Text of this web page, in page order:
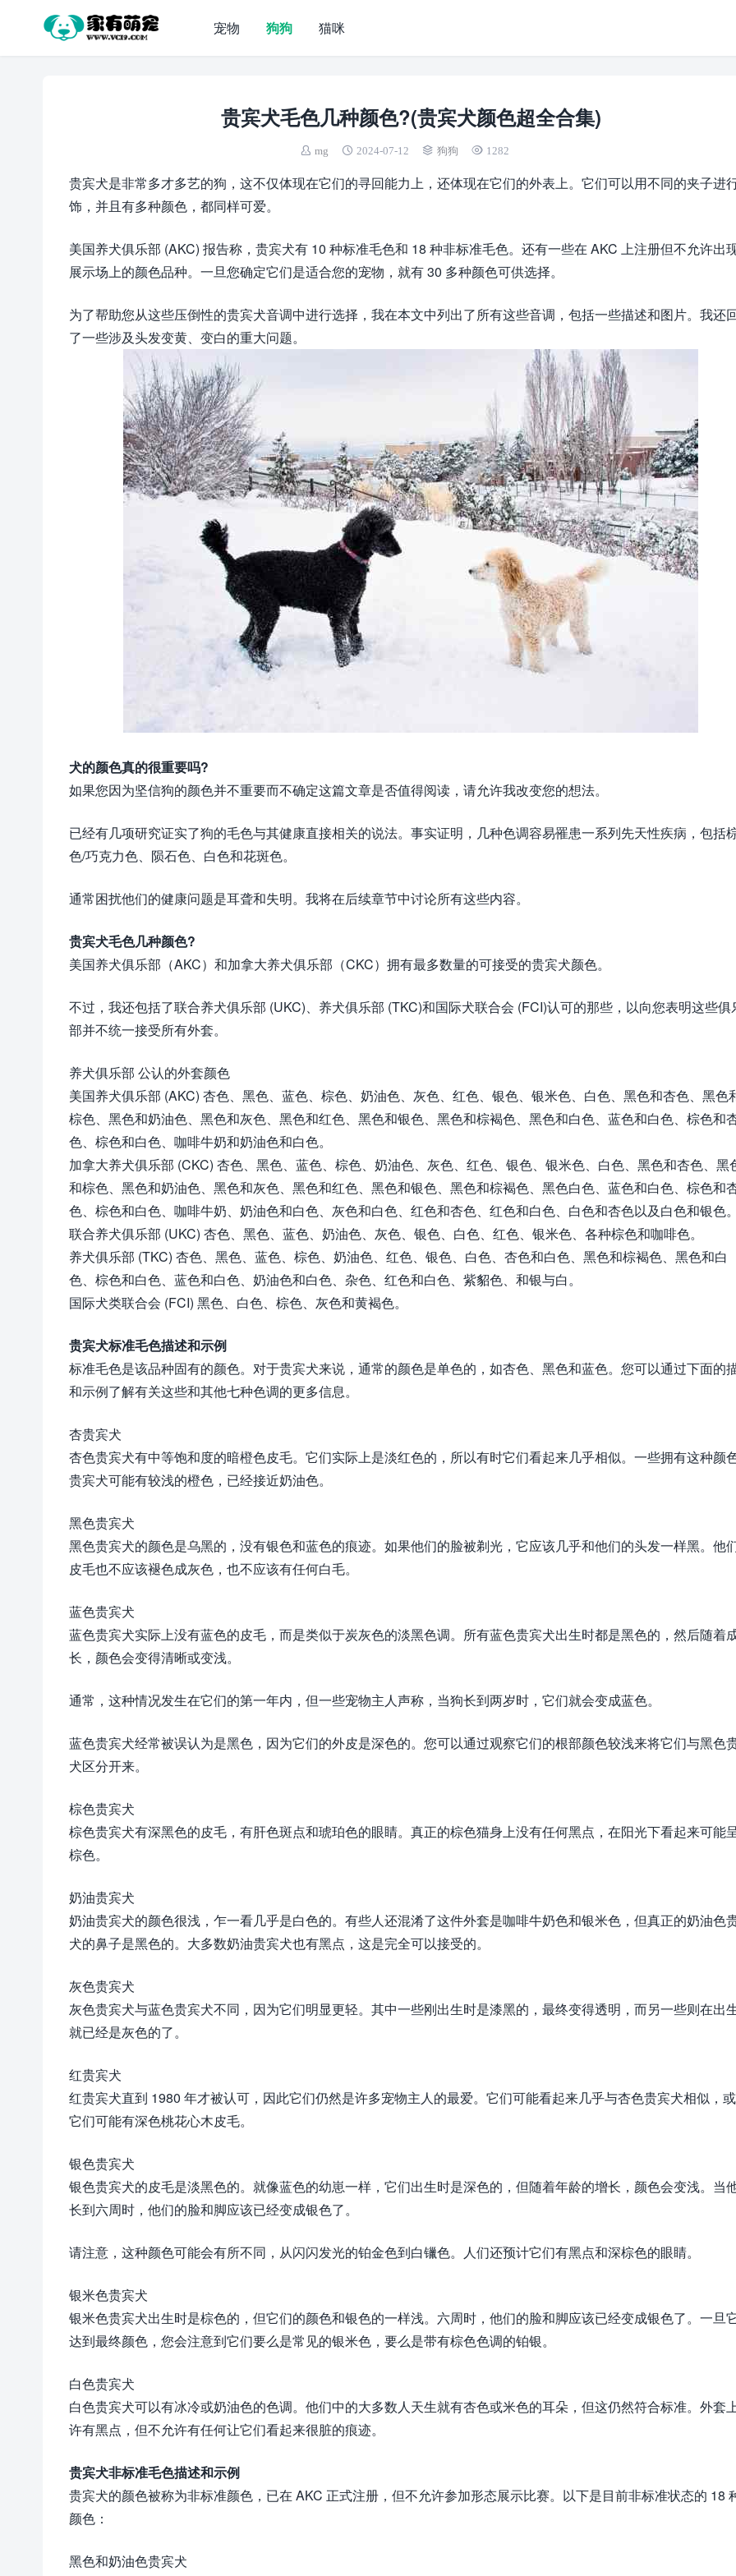
宠物 狗狗 猫咪
贵宾犬毛色几种颜色?(贵宾犬颜色超全合集)
mg 2024-07-12 狗狗 1282
贵宾犬是非常多才多艺的狗，这不仅体现在它们的寻回能力上，还体现在它们的外表上。它们可以用不同的夹子进
饰，并且有多种颜色，都同样可爱。
美国养犬俱乐部 (AKC) 报告称，贵宾犬有 10 种标准毛色和 18 种非标准毛色。还有一些在 AKC 上注册但不允许出
展示场上的颜色品种。一旦您确定它们是适合您的宠物，就有 30 多种颜色可供选择。
为了帮助您从这些压倒性的贵宾犬音调中进行选择，我在本文中列出了所有这些音调，包括一些描述和图片。我还
了一些涉及头发变黄、变白的重大问题。
犬的颜色真的很重要吗?
如果您因为坚信狗的颜色并不重要而不确定这篇文章是否值得阅读，请允许我改变您的想法。
已经有几项研究证实了狗的毛色与其健康直接相关的说法。事实证明，几种色调容易罹患一系列先天性疾病，包括
色/巧克力色、陨石色、白色和花斑色。
通常困扰他们的健康问题是耳聋和失明。我将在后续章节中讨论所有这些内容。
贵宾犬毛色几种颜色?
美国养犬俱乐部（AKC）和加拿大养犬俱乐部（CKC）拥有最多数量的可接受的贵宾犬颜色。
不过，我还包括了联合养犬俱乐部 (UKC)、养犬俱乐部 (TKC)和国际犬联合会 (FCI)认可的那些，以向您表明这些俱
部并不统一接受所有外套。
养犬俱乐部 公认的外套颜色
美国养犬俱乐部 (AKC) 杏色、黑色、蓝色、棕色、奶油色、灰色、红色、银色、银米色、白色、黑色和杏色、黑色
棕色、黑色和奶油色、黑色和灰色、黑色和红色、黑色和银色、黑色和棕褐色、黑色和白色、蓝色和白色、棕色和
色、棕色和白色、咖啡牛奶和奶油色和白色。
加拿大养犬俱乐部 (CKC) 杏色、黑色、蓝色、棕色、奶油色、灰色、红色、银色、银米色、白色、黑色和杏色、黑
和棕色、黑色和奶油色、黑色和灰色、黑色和红色、黑色和银色、黑色和棕褐色、黑色白色、蓝色和白色、棕色和
色、棕色和白色、咖啡牛奶、奶油色和白色、灰色和白色、红色和杏色、红色和白色、白色和杏色以及白色和银色。
联合养犬俱乐部 (UKC) 杏色、黑色、蓝色、奶油色、灰色、银色、白色、红色、银米色、各种棕色和咖啡色。
养犬俱乐部 (TKC) 杏色、黑色、蓝色、棕色、奶油色、红色、银色、白色、杏色和白色、黑色和棕褐色、黑色和白
色、棕色和白色、蓝色和白色、奶油色和白色、杂色、红色和白色、紫貂色、和银与白。
国际犬类联合会 (FCI) 黑色、白色、棕色、灰色和黄褐色。
贵宾犬标准毛色描述和示例
标准毛色是该品种固有的颜色。对于贵宾犬来说，通常的颜色是单色的，如杏色、黑色和蓝色。您可以通过下面的
和示例了解有关这些和其他七种色调的更多信息。
杏贵宾犬
杏色贵宾犬有中等饱和度的暗橙色皮毛。它们实际上是淡红色的，所以有时它们看起来几乎相似。一些拥有这种颜
贵宾犬可能有较浅的橙色，已经接近奶油色。
黑色贵宾犬
黑色贵宾犬的颜色是乌黑的，没有银色和蓝色的痕迹。如果他们的脸被剃光，它应该几乎和他们的头发一样黑。他
皮毛也不应该褪色成灰色，也不应该有任何白毛。
蓝色贵宾犬
蓝色贵宾犬实际上没有蓝色的皮毛，而是类似于炭灰色的淡黑色调。所有蓝色贵宾犬出生时都是黑色的，然后随着
长，颜色会变得清晰或变浅。
通常，这种情况发生在它们的第一年内，但一些宠物主人声称，当狗长到两岁时，它们就会变成蓝色。
蓝色贵宾犬经常被误认为是黑色，因为它们的外皮是深色的。您可以通过观察它们的根部颜色较浅来将它们与黑色
犬区分开来。
棕色贵宾犬
棕色贵宾犬有深黑色的皮毛，有肝色斑点和琥珀色的眼睛。真正的棕色猫身上没有任何黑点，在阳光下看起来可能
棕色。
奶油贵宾犬
奶油贵宾犬的颜色很浅，乍一看几乎是白色的。有些人还混淆了这件外套是咖啡牛奶色和银米色，但真正的奶油色
犬的鼻子是黑色的。大多数奶油贵宾犬也有黑点，这是完全可以接受的。
灰色贵宾犬
灰色贵宾犬与蓝色贵宾犬不同，因为它们明显更轻。其中一些刚出生时是漆黑的，最终变得透明，而另一些则在出
就已经是灰色的了。
红贵宾犬
红贵宾犬直到 1980 年才被认可，因此它们仍然是许多宠物主人的最爱。它们可能看起来几乎与杏色贵宾犬相似，
它们可能有深色桃花心木皮毛。
银色贵宾犬
银色贵宾犬的皮毛是淡黑色的。就像蓝色的幼崽一样，它们出生时是深色的，但随着年龄的增长，颜色会变浅。当
长到六周时，他们的脸和脚应该已经变成银色了。
请注意，这种颜色可能会有所不同，从闪闪发光的铂金色到白镴色。人们还预计它们有黑点和深棕色的眼睛。
银米色贵宾犬
银米色贵宾犬出生时是棕色的，但它们的颜色和银色的一样浅。六周时，他们的脸和脚应该已经变成银色了。一旦
达到最终颜色，您会注意到它们要么是常见的银米色，要么是带有棕色色调的铂银。
白色贵宾犬
白色贵宾犬可以有冰冷或奶油色的色调。他们中的大多数人天生就有杏色或米色的耳朵，但这仍然符合标准。外套
许有黑点，但不允许有任何让它们看起来很脏的痕迹。
贵宾犬非标准毛色描述和示例
贵宾犬的颜色被称为非标准颜色，已在 AKC 正式注册，但不允许参加形态展示比赛。以下是目前非标准状态的 18
颜色：
黑色和奶油色贵宾犬